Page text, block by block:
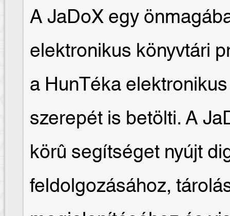
A JaDoX egy
elektronikus könyvtári
a HunTéka
szerepét is betölti. A
körû segítséget nyújt
feldolgozásához,